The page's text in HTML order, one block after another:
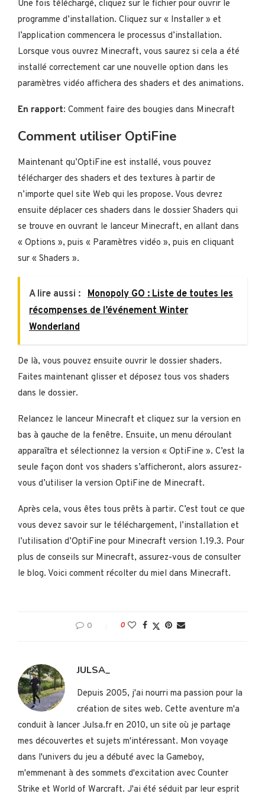
Une fois téléchargé, cliquez sur le fichier pour ouvrir le
programme d’installation. Cliquez sur « Installer » et
l’application commencera le processus d’installation.
Lorsque vous ouvrez Minecraft, vous saurez si cela a été
installé correctement car une nouvelle option dans les
paramètres vidéo affichera des shaders et des animations.
En rapport: Comment faire des bougies dans Minecraft
Comment utiliser OptiFine
Maintenant qu’OptiFine est installé, vous pouvez
télécharger des shaders et des textures à partir de
n’importe quel site Web qui les propose. Vous devrez
ensuite déplacer ces shaders dans le dossier Shaders qui
se trouve en ouvrant le lanceur Minecraft, en allant dans
« Options », puis « Paramètres vidéo », puis en cliquant
sur « Shaders ».
A lire aussi : Monopoly GO : Liste de toutes les
récompenses de l’événement Winter
Wonderland
De là, vous pouvez ensuite ouvrir le dossier shaders.
Faites maintenant glisser et déposez tous vos shaders
dans le dossier.
Relancez le lanceur Minecraft et cliquez sur la version en
bas à gauche de la fenêtre. Ensuite, un menu déroulant
apparaîtra et sélectionnez la version « OptiFine ». C’est la
seule façon dont vos shaders s’afficheront, alors assurez-
vous d’utiliser la version OptiFine de Minecraft.
Après cela, vous êtes tous prêts à partir. C’est tout ce que
vous devez savoir sur le téléchargement, l’installation et
l’utilisation d’OptiFine pour Minecraft version 1.19.3. Pour
plus de conseils sur Minecraft, assurez-vous de consulter
le blog. Voici comment récolter du miel dans Minecraft.
0 0
JULSA_
Depuis 2005, j'ai nourri ma passion pour la
création de sites web. Cette aventure m'a
conduit à lancer Julsa.fr en 2010, un site où je partage
mes découvertes et sujets m'intéressant. Mon voyage
dans l'univers du jeu a débuté avec la Gameboy,
m'emmenant à des sommets d'excitation avec Counter
Strike et World of Warcraft. J'ai été séduit par leur esprit